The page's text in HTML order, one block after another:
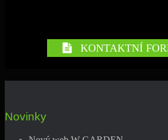
KONTAKTNÍ
Novinky